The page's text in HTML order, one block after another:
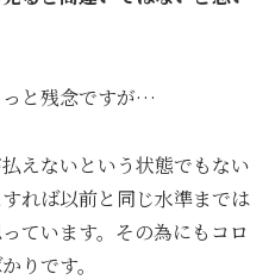
と残念ですが…
えないという状態でもない
れば以前と同じ水準までは
ています。その為にもコロ
りです。